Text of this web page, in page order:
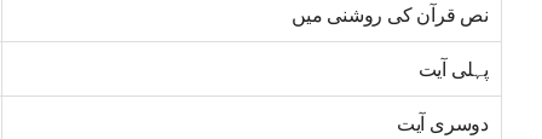
نص قرآن کی روشنی میں
پہلی آیت
دوسری آیت